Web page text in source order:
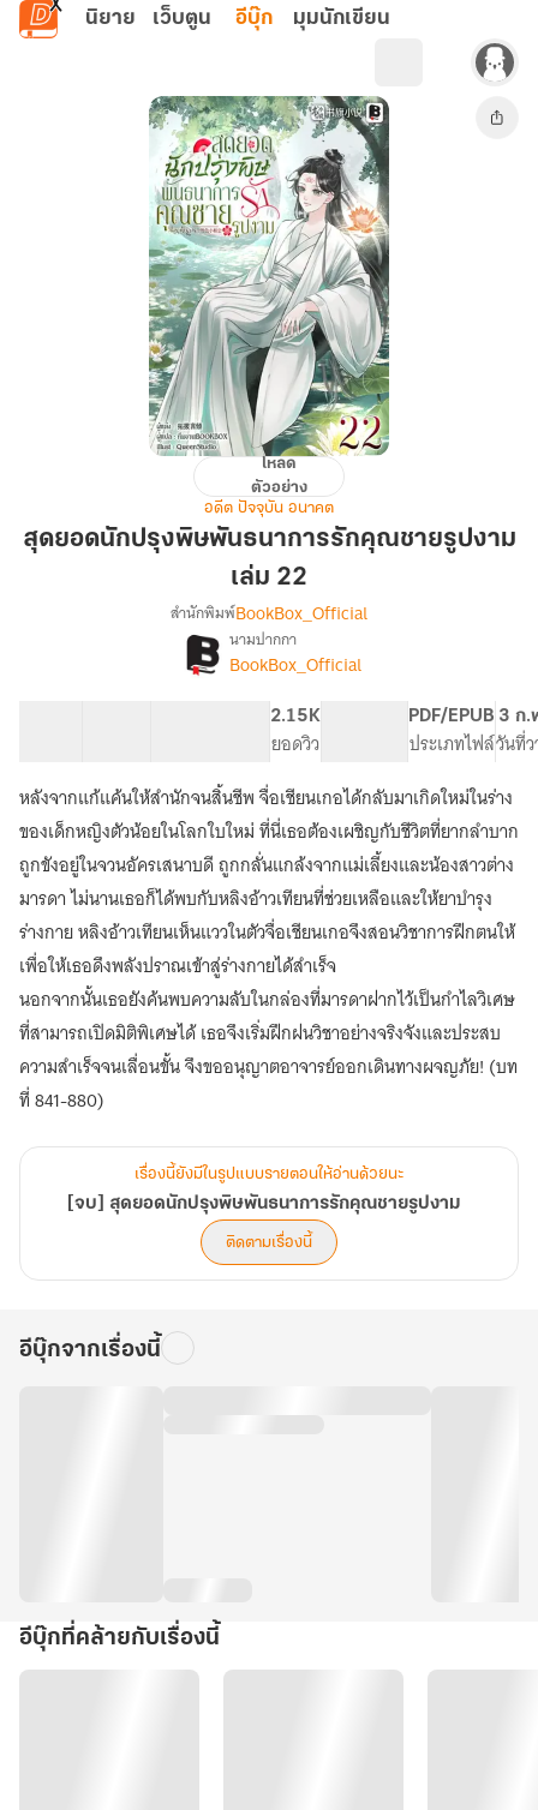
ข้ามไปยังเนื้อหาหลัก
นิยาย เว็บตูน อีบุ๊ก มุมนักเขียน
นัก
ปรุง
พันธนาการ
คุณชาย
รูป
เล่ม
22
โหลด
ตัวอย่าง
อดีต ปัจจุบัน อนาคต
สุดยอดนักปรุงพิษพันธนาการรักคุณชายรูปงาม
เล่ม 22
เรื่อง[จบ]
สุด
ยอด
นัก
ปรุง
พิษ
พันธนาการ
รัก
คุณชาย
รูป
งาม
สำนักพิมพ์BookBox_Official
นามปากกา
BookBox_Official
2.15K
ยอดวิว
PDF/EPUB
ประเภทไฟล์
3 ก.
วันที่
หลังจากแก้แค้นให้สำนักจนสิ้นชีพ จื่อเชียนเกอได้กลับมาเกิดใหม่ในร่าง
ของเด็กหญิงตัวน้อยในโลกใบใหม่ ที่นี่เธอต้องเผชิญกับชีวิตที่ยากลำบาก
ถูกขังอยู่ในจวนอัครเสนาบดี ถูกกลั่นแกล้งจากแม่เลี้ยงและน้องสาวต่าง
มารดา ไม่นานเธอก็ได้พบกับหลิงอ้าวเทียนที่ช่วยเหลือและให้ยาบำรุง
ร่างกาย หลิงอ้าวเทียนเห็นแววในตัวจื่อเชียนเกอจึงสอนวิชาการฝึกตนให้
เพื่อให้เธอดึงพลังปราณเข้าสู่ร่างกายได้สำเร็จ
นอกจากนั้นเธอยังค้นพบความลับในกล่องที่มารดาฝากไว้เป็นกำไลวิเศษ
ที่สามารถเปิดมิติพิเศษได้ เธอจึงเริ่มฝึกฝนวิชาอย่างจริงจังและประสบ
ความสำเร็จจนเลื่อนขั้น จึงขออนุญาตอาจารย์ออกเดินทางผจญภัย! (บท
ที่ 841-880)
เรื่องนี้ยังมีในรูปแบบรายตอนให้อ่านด้วยนะ
[จบ] สุดยอดนักปรุงพิษพันธนาการรักคุณชายรูปงาม
ติดตามเรื่องนี้
อีบุ๊กจากเรื่องนี้
อีบุ๊กที่คล้ายกับเรื่องนี้